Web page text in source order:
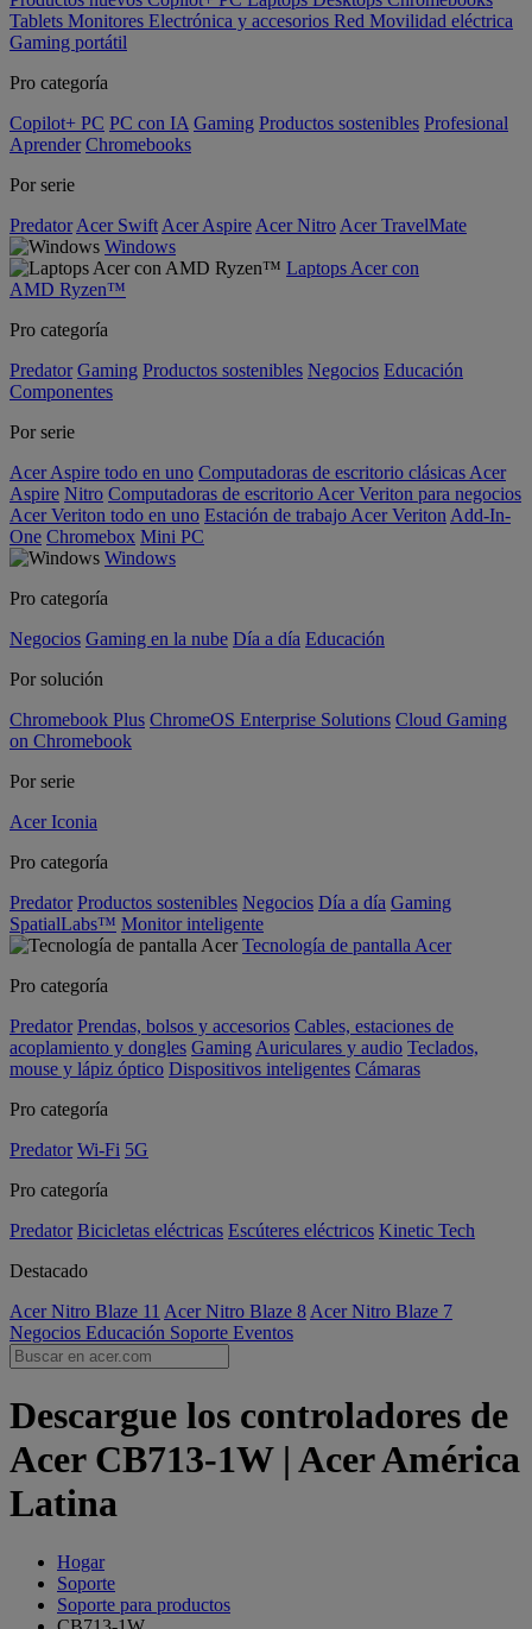
Tablets Monitores Electrónica y accesorios Red Movilidad eléctrica
Gaming portátil
Pro categoría
Copilot+ PC PC con IA Gaming Productos sostenibles Profesional
Aprender Chromebooks
Por serie
Predator Acer Swift Acer Aspire Acer Nitro Acer TravelMate
Windows
Laptops Acer con
AMD Ryzen™
Pro categoría
Predator Gaming Productos sostenibles Negocios Educación
Componentes
Por serie
Acer Aspire todo en uno Computadoras de escritorio clásicas Acer
Aspire Nitro Computadoras de escritorio Acer Veriton para negocios
Acer Veriton todo en uno Estación de trabajo Acer Veriton Add-In-
One Chromebox Mini PC
Windows
Pro categoría
Negocios Gaming en la nube Día a día Educación
Por solución
Chromebook Plus ChromeOS Enterprise Solutions Cloud Gaming
on Chromebook
Por serie
Acer Iconia
Pro categoría
Predator Productos sostenibles Negocios Día a día Gaming
SpatialLabs™ Monitor inteligente
Tecnología de pantalla Acer
Pro categoría
Predator Prendas, bolsos y accesorios Cables, estaciones de
acoplamiento y dongles Gaming Auriculares y audio Teclados,
mouse y lápiz óptico Dispositivos inteligentes Cámaras
Pro categoría
Predator Wi-Fi 5G
Pro categoría
Predator Bicicletas eléctricas Escúteres eléctricos Kinetic Tech
Destacado
Acer Nitro Blaze 11 Acer Nitro Blaze 8 Acer Nitro Blaze 7
Negocios Educación Soporte Eventos
Descargue los controladores de
Acer CB713-1W | Acer América
Latina
Hogar
Soporte
Soporte para productos